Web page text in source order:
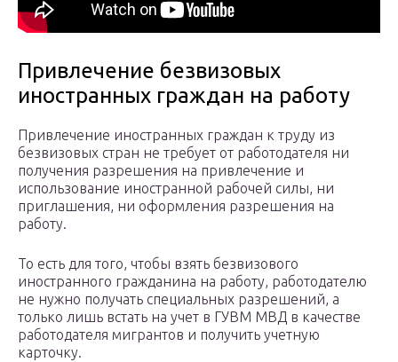
Привлечение безвизовых
иностранных граждан на работу
Привлечение иностранных граждан к труду из
безвизовых стран не требует от работодателя ни
получения разрешения на привлечение и
использование иностранной рабочей силы, ни
приглашения, ни оформления разрешения на
работу.
То есть для того, чтобы взять безвизового
иностранного гражданина на работу, работодателю
не нужно получать специальных разрешений, а
только лишь встать на учет в ГУВМ МВД в качестве
работодателя мигрантов и получить учетную
карточку.